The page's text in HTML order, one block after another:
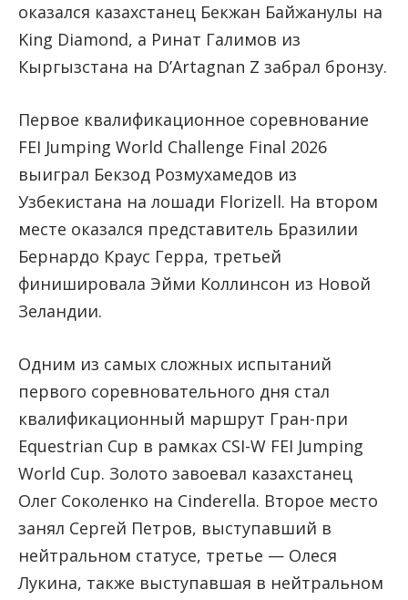
оказался казахстанец Бекжан Байжанулы на
King Diamond, а Ринат Галимов из
Кыргызстана на D’Artagnan Z забрал бронзу.
Первое квалификационное соревнование
FEI Jumping World Challenge Final 2026
выиграл Бекзод Розмухамедов из
Узбекистана на лошади Florizell. На втором
месте оказался представитель Бразилии
Бернардо Краус Герра, третьей
финишировала Эйми Коллинсон из Новой
Зеландии.
Одним из самых сложных испытаний
первого соревновательного дня стал
квалификационный маршрут Гран-при
Equestrian Cup в рамках CSI-W FEI Jumping
World Cup. Золото завоевал казахстанец
Олег Соколенко на Cinderella. Второе место
занял Сергей Петров, выступавший в
нейтральном статусе, третье — Олеся
Лукина, также выступавшая в нейтральном